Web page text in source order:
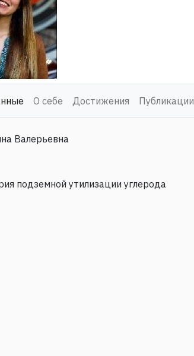
О себе Достижения Публикации
Валерьевна
подземной утилизации углерода